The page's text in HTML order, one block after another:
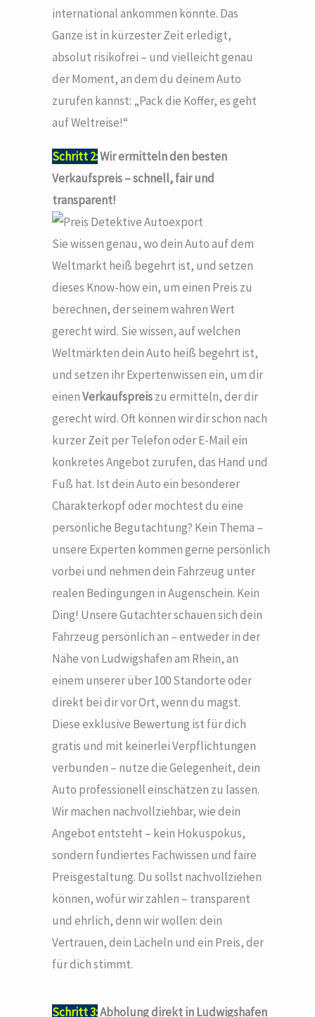
international ankommen könnte. Das
Ganze ist in kürzester Zeit erledigt,
absolut risikofrei – und vielleicht genau
der Moment, an dem du deinem Auto
zurufen kannst: „Pack die Koffer, es geht
auf Weltreise!“
Schritt 2:Wir ermitteln den besten
Verkaufspreis – schnell, fair und
transparent!
Sie wissen genau, wo dein Auto auf dem
Weltmarkt heiß begehrt ist, und setzen
dieses Know-how ein, um einen Preis zu
berechnen, der seinem wahren Wert
gerecht wird. Sie wissen, auf welchen
Weltmärkten dein Auto heiß begehrt ist,
und setzen ihr Expertenwissen ein, um dir
einenVerkaufspreiszu ermitteln, der dir
gerecht wird. Oft können wir dir schon nach
kurzer Zeit per Telefon oder E-Mail ein
konkretes Angebot zurufen, das Hand und
Fuß hat. Ist dein Auto ein besonderer
Charakterkopf oder möchtest du eine
persönliche Begutachtung? Kein Thema –
unsere Experten kommen gerne persönlich
vorbei und nehmen dein Fahrzeug unter
realen Bedingungen in Augenschein. Kein
Ding! Unsere Gutachter schauen sich dein
Fahrzeug persönlich an – entweder in der
Nähe von Ludwigshafen am Rhein, an
einem unserer über 100 Standorte oder
direkt bei dir vor Ort, wenn du magst.
Diese exklusive Bewertung ist für dich
gratis und mit keinerlei Verpflichtungen
verbunden – nutze die Gelegenheit, dein
Auto professionell einschätzen zu lassen.
Wir machen nachvollziehbar, wie dein
Angebot entsteht – kein Hokuspokus,
sondern fundiertes Fachwissen und faire
Preisgestaltung. Du sollst nachvollziehen
können, wofür wir zahlen – transparent
und ehrlich, denn wir wollen: dein
Vertrauen, dein Lächeln und ein Preis, der
für dich stimmt.
Schritt 3:Abholung direkt in Ludwigshafen